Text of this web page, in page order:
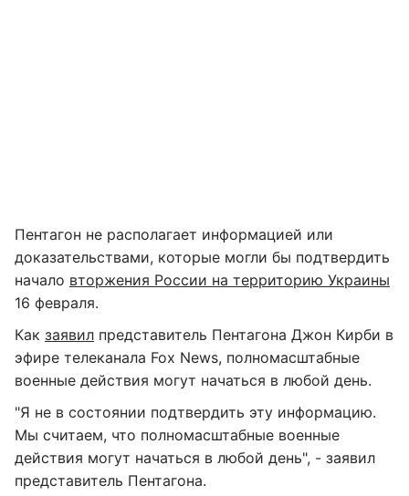
Пентагон не располагает информацией или
доказательствами, которые могли бы подтвердить
начало вторжения России на территорию Украины
16 февраля.
Как заявил представитель Пентагона Джон Кирби в
эфире телеканала Fox News, полномасштабные
военные действия могут начаться в любой день.
"Я не в состоянии подтвердить эту информацию.
Мы считаем, что полномасштабные военные
действия могут начаться в любой день", - заявил
представитель Пентагона.